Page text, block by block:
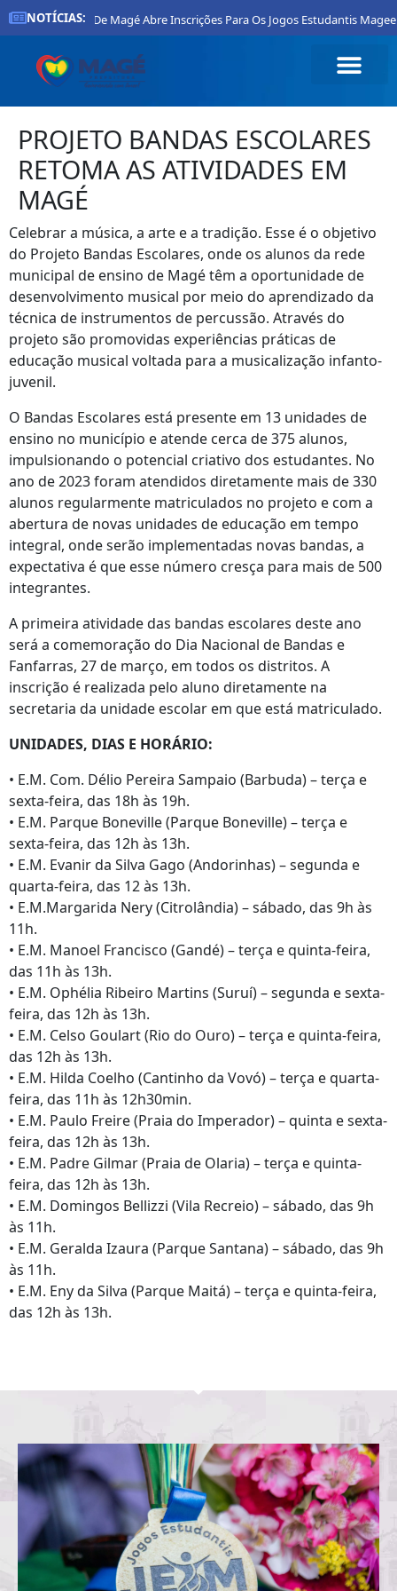
NOTÍCIAS:
Prefeitura De Magé Abre Inscrições Para Os Jogos Estudantis
PROJETO BANDAS ESCOLARES
RETOMA AS ATIVIDADES EM
MAGÉ
Celebrar a música, a arte e a tradição. Esse é o objetivo
do Projeto Bandas Escolares, onde os alunos da rede
municipal de ensino de Magé têm a oportunidade de
desenvolvimento musical por meio do aprendizado da
técnica de instrumentos de percussão. Através do
projeto são promovidas experiências práticas de
educação musical voltada para a musicalização infanto-
juvenil.
O Bandas Escolares está presente em 13 unidades de
ensino no município e atende cerca de 375 alunos,
impulsionando o potencial criativo dos estudantes. No
ano de 2023 foram atendidos diretamente mais de 330
alunos regularmente matriculados no projeto e com a
abertura de novas unidades de educação em tempo
integral, onde serão implementadas novas bandas, a
expectativa é que esse número cresça para mais de 500
integrantes.
A primeira atividade das bandas escolares deste ano
será a comemoração do Dia Nacional de Bandas e
Fanfarras, 27 de março, em todos os distritos. A
inscrição é realizada pelo aluno diretamente na
secretaria da unidade escolar em que está matriculado.
UNIDADES, DIAS E HORÁRIO:
• E.M. Com. Délio Pereira Sampaio (Barbuda) – terça e
sexta-feira, das 18h às 19h.
• E.M. Parque Boneville (Parque Boneville) – terça e
sexta-feira, das 12h às 13h.
• E.M. Evanir da Silva Gago (Andorinhas) – segunda e
quarta-feira, das 12 às 13h.
• E.M.Margarida Nery (Citrolândia) – sábado, das 9h às
11h.
• E.M. Manoel Francisco (Gandé) – terça e quinta-feira,
das 11h às 13h.
• E.M. Ophélia Ribeiro Martins (Suruí) – segunda e sexta-
feira, das 12h às 13h.
• E.M. Celso Goulart (Rio do Ouro) – terça e quinta-feira,
das 12h às 13h.
• E.M. Hilda Coelho (Cantinho da Vovó) – terça e quarta-
feira, das 11h às 12h30min.
• E.M. Paulo Freire (Praia do Imperador) – quinta e sexta-
feira, das 12h às 13h.
• E.M. Padre Gilmar (Praia de Olaria) – terça e quinta-
feira, das 12h às 13h.
• E.M. Domingos Bellizzi (Vila Recreio) – sábado, das 9h
às 11h.
• E.M. Geralda Izaura (Parque Santana) – sábado, das 9h
às 11h.
• E.M. Eny da Silva (Parque Maitá) – terça e quinta-feira,
das 12h às 13h.